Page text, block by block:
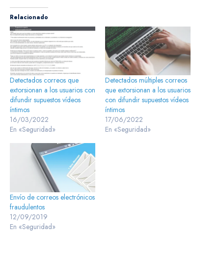
Relacionado
Detectados correos que
extorsionan a los usuarios con
difundir supuestos vídeos
íntimos
16/03/2022
En «Seguridad»
Detectados múltiples correos
que extorsionan a los usuarios
con difundir supuestos vídeos
íntimos
17/06/2022
En «Seguridad»
Envío de correos electrónicos
fraudulentos
12/09/2019
En «Seguridad»